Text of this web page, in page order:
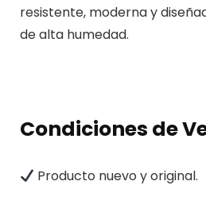
resistente, moderna y
de alta humedad.
Condiciones de
Producto nuevo y original.